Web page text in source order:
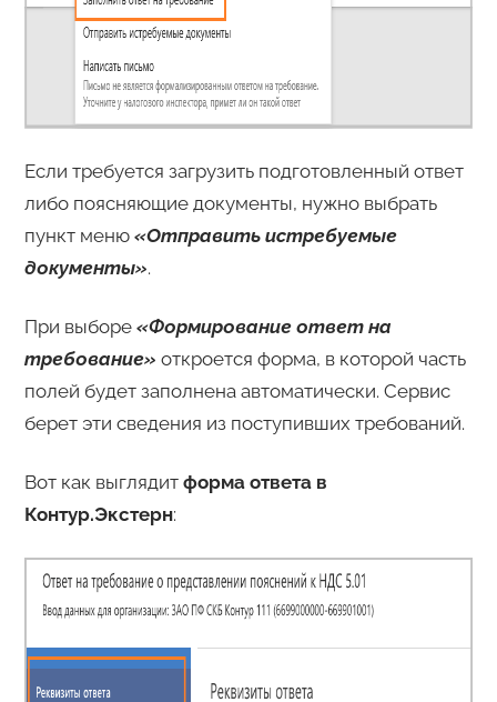
Если требуется загрузить подготовленный ответ
либо поясняющие документы, нужно выбрать
пункт меню «Отправить истребуемые
документы».
При выборе «Формирование ответ на
требование» откроется форма, в которой часть
полей будет заполнена автоматически. Сервис
берет эти сведения из поступивших требований.
Вот как выглядит форма ответа в
Контур.Экстерн: